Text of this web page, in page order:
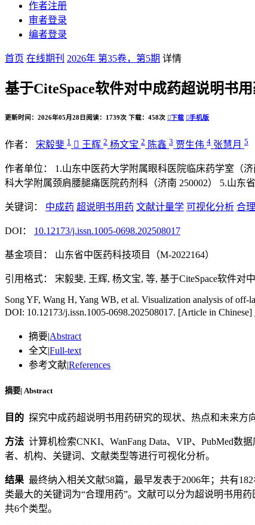
作者注册
审者登录
编者登录
首页 在线期刊 2026年 第35卷，第5期 详情
基于CiteSpace软件对中成药超说明书
更新时间：2026年05月28日 阅读：1739次 下载：458次 下载 手机版
作者： 宋毅斐 1  王辉 2 杨文宝 2 陈鑫 3 贾生伟 4 张慧月 5
作者单位： 1.山东中医药大学附属眼科医院临床药学室（济
科大学附属颈肩腰腿痛医院药剂科（济南 250002）
5.山东
关键词： 中成药 超说明书用药 文献计量学 可视化分析 合
DOI： 10.12173/j.issn.1005-0698.202508017
基金项目： 山东省中医药科技项目（M-2022164）
引用格式： 宋毅斐, 王辉, 杨文宝, 等, 基于CiteSpace软件对
Song YF, Wang H, Yang WB, et al. Visualization analysis of off-
DOI: 10.12173/j.issn.1005-0698.202508017. [Article in Chinese]
摘要|Abstract
全文|Full-text
参考文献|References
摘要| Abstract
目的 探究中成药超说明书用药研究的现状、热点和未来方向
方法 计算机检索CNKI、WanFang Data、VIP、PubMed数
者、机构、关键词、文献类型等进行可视化分析。
结果 最终纳入相关文献58篇，最早发表于2006年；共有
类最大的关键词为“合理用药”。文献可以分为超说明书用
共6个类型。